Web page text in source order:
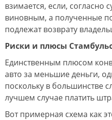
взимается, если,
виновным, а полученные
подлежат возврату
Риски и плюсы
Единственным плюсом
авто за меньшие деньги,
поскольку в большинстве
лучшем случае платить
Вот примерная схема как